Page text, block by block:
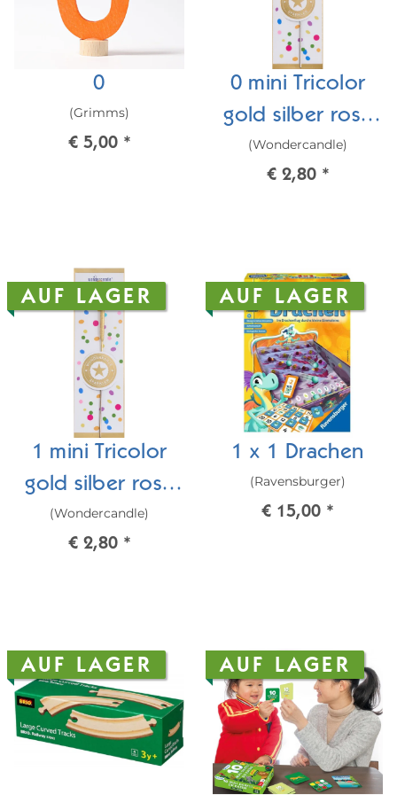
0
(Grimms)
€ 5,00 *
0 mini Tricolor
gold silber rosé
Wondercandle®
mini
(Wondercandle)
€ 2,80 *
AUF LAGER
1 mini Tricolor
gold silber rosé
Wondercandle®
mini
(Wondercandle)
€ 2,80 *
AUF LAGER
1 x 1 Drachen
(Ravensburger)
€ 15,00 *
AUF LAGER AUF LAGER